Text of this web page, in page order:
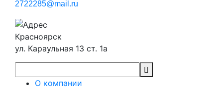
2722285@mail.ru
Красноярск
ул. Караульная 13 ст. 1а
О компании